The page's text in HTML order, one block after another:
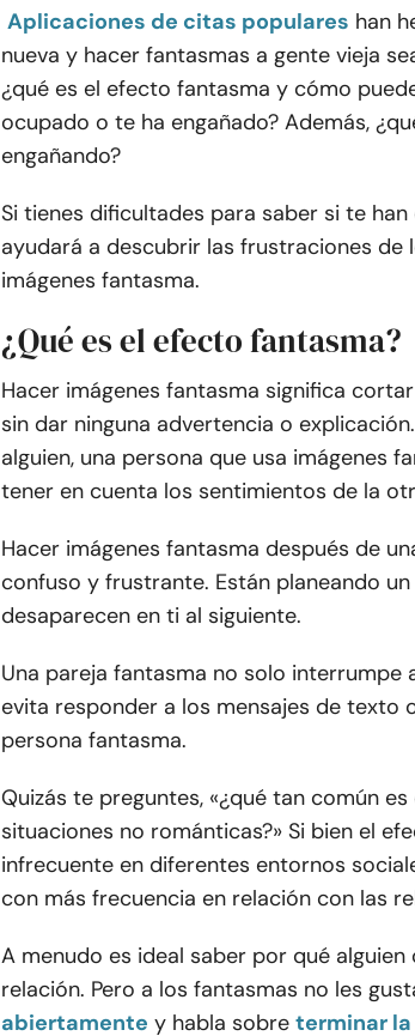
Aplicaciones de citas populares han
nueva y hacer fantasmas a gente vieja
¿qué es el efecto fantasma y cómo
ocupado o te ha engañado? Además,
engañando?
Si tienes dificultades para saber si te
ayudará a descubrir las frustraciones
imágenes fantasma.
¿Qué es el efecto fantasma?
Hacer imágenes fantasma significa
sin dar ninguna advertencia o
alguien, una persona que usa imágenes
tener en cuenta los sentimientos de la
Hacer imágenes fantasma después de
confuso y frustrante. Están planeando
desaparecen en ti al siguiente.
Una pareja fantasma no solo interrumpe
evita responder a los mensajes de texto
persona fantasma.
Quizás te preguntes, «¿qué tan común
situaciones no románticas?» Si bien el
infrecuente en diferentes entornos
con más frecuencia en relación con las
A menudo es ideal saber por qué
relación. Pero a los fantasmas no les
abiertamente y habla sobre terminar